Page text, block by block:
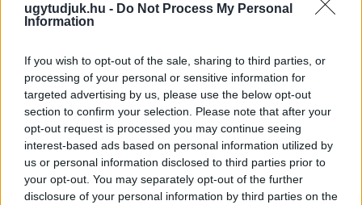
ugytudjuk.hu - Do Not Process My Personal
Information
If you wish to opt-out of the sale, sharing to third parties, or
processing of your personal or sensitive information for
targeted advertising by us, please use the below opt-out
section to confirm your selection. Please note that after your
opt-out request is processed you may continue seeing
interest-based ads based on personal information utilized by
us or personal information disclosed to third parties prior to
your opt-out. You may separately opt-out of the further
disclosure of your personal information by third parties on the
A NAPOKBAN BEFEJEZŐDIK A GYŐRI
DÍSZKIVILÁGÍTÁS LEKAPCSOLÁSA